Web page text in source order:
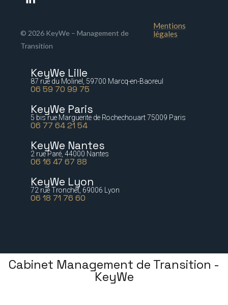
© 2026 KeyWe – Management de
Transition
Mentions
légales
KeyWe Lille
87 rue du Molinel, 59700 Marcq-en-Baoreul
06 59 70 99 75
KeyWe Paris
5 bis rue Marguerite de Rochechouart 75009 Paris
06 77 64 21 54
KeyWe Nantes
2 rue Paré, 44000 Nantes
06 16 47 67 88
KeyWe Lyon
72 rue Tronchet, 69006 Lyon
06 18 71 76 60
Cabinet Management de Transition -
KeyWe